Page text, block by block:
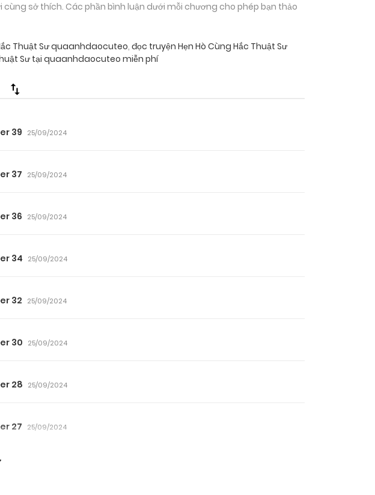
sở thích. Các phần bình luận dưới mỗi chương cho phép bạn thảo
Thuật Sư quaanhdaocuteo, đọc truyện Hẹn Hò Cùng Hắc Thuật Sư
Sư tại quaanhdaocuteo miễn phí
39 25/09/2024
37 25/09/2024
36 25/09/2024
34 25/09/2024
32 25/09/2024
30 25/09/2024
28 25/09/2024
27 25/09/2024